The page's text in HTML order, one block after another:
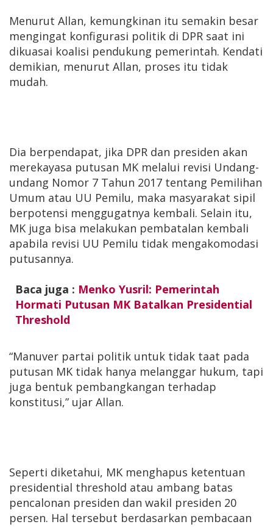
Menurut Allan, kemungkinan itu semakin besar
mengingat konfigurasi politik di DPR saat ini
dikuasai koalisi pendukung pemerintah. Kendati
demikian, menurut Allan, proses itu tidak
mudah.
Dia berpendapat, jika DPR dan presiden akan
merekayasa putusan MK melalui revisi Undang-
undang Nomor 7 Tahun 2017 tentang Pemilihan
Umum atau UU Pemilu, maka masyarakat sipil
berpotensi menggugatnya kembali. Selain itu,
MK juga bisa melakukan pembatalan kembali
apabila revisi UU Pemilu tidak mengakomodasi
putusannya.
Baca juga : Menko Yusril: Pemerintah
Hormati Putusan MK Batalkan Presidential
Threshold
“Manuver partai politik untuk tidak taat pada
putusan MK tidak hanya melanggar hukum, tapi
juga bentuk pembangkangan terhadap
konstitusi,” ujar Allan.
Seperti diketahui, MK menghapus ketentuan
presidential threshold atau ambang batas
pencalonan presiden dan wakil presiden 20
persen. Hal tersebut berdasarkan pembacaan